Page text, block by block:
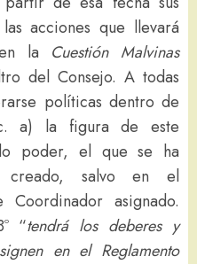
acciones que llevará
la Cuestión Malvinas
del Consejo. A todas
políticas dentro de
a) la figura de este
poder, el que se ha
creado, salvo en el
asignado.
“tendrá los deberes y
en el Reglamento